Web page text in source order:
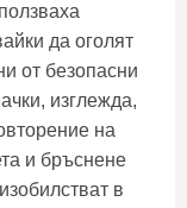
да оголят
от безопасни
изглежда,
на
и бръснене
в